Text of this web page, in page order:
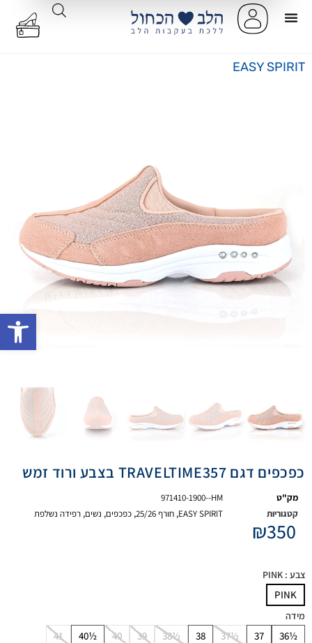
EASY SPIRIT
כפכפים דגם TRAVELTIME357 בצבע ורוד זמש
מק"ט
971410-1900--HM
קטגוריות
EASY SPIRIT
, חורף 25/26 , כפכפים, נשים, רפידה נשלפת
₪350
צבע : PINK
PINK
מידה
36½
37
37½
38
38½
39
40
40½
41